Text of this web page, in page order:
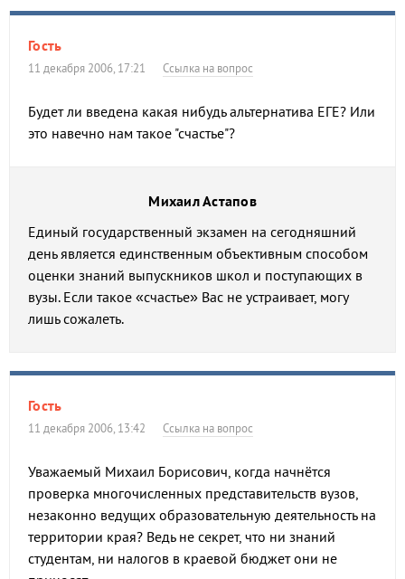
Гость
11 декабря 2006, 17:21 Ссылка на вопрос
Будет ли введена какая нибудь альтернатива ЕГЕ? Или
это навечно нам такое "счастье"?
Михаил Астапов
Единый государственный экзамен на сегодняшний
день является единственным объективным способом
оценки знаний выпускников школ и поступающих в
вузы. Если такое «счастье» Вас не устраивает, могу
лишь сожалеть.
Гость
11 декабря 2006, 13:42 Ссылка на вопрос
Уважаемый Михаил Борисович, когда начнётся
проверка многочисленных представительств вузов,
незаконно ведущих образовательную деятельность на
территории края? Ведь не секрет, что ни знаний
студентам, ни налогов в краевой бюджет они не